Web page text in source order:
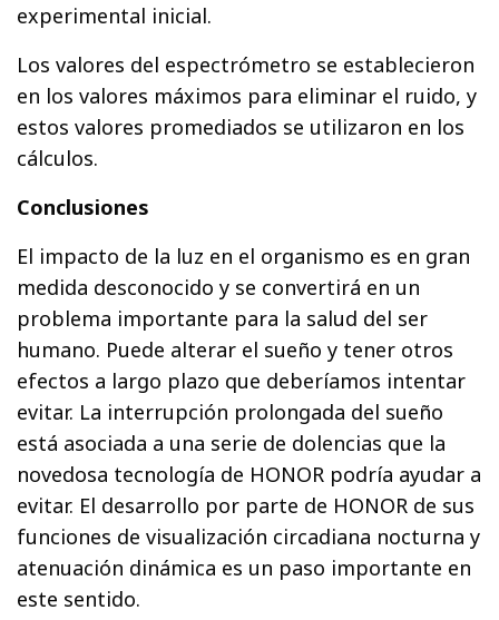
experimental inicial.
Los valores del espectrómetro se establecieron
en los valores máximos para eliminar el ruido, y
estos valores promediados se utilizaron en los
cálculos.
Conclusiones
El impacto de la luz en el organismo es en gran
medida desconocido y se convertirá en un
problema importante para la salud del ser
humano. Puede alterar el sueño y tener otros
efectos a largo plazo que deberíamos intentar
evitar. La interrupción prolongada del sueño
está asociada a una serie de dolencias que la
novedosa tecnología de HONOR podría ayudar a
evitar. El desarrollo por parte de HONOR de sus
funciones de visualización circadiana nocturna y
atenuación dinámica es un paso importante en
este sentido.